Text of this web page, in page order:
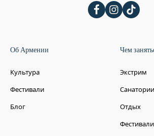
Об Армении
Культура
Фестивали
Блог
Чем
Экстрим
Санатории
Отдых
Фестивали